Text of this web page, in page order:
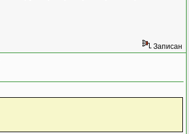
Записан